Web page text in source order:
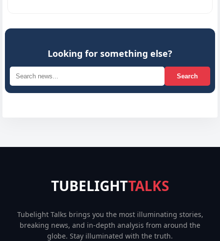
Looking for something else?
Search
TUBELIGHTTALKS
Tubelight Talks brings you the most illuminating stories,
breaking news, and in-depth analysis from around the
globe. Stay illuminated with the truth.